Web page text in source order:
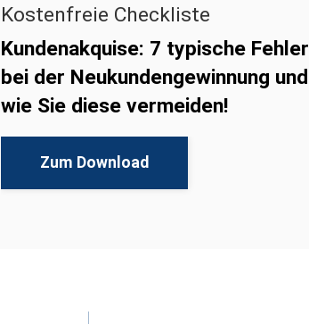
Kostenfreie Checkliste
Kundenakquise: 7 typische Fehler
bei der Neukundengewinnung und
wie Sie diese vermeiden!
Zum Download